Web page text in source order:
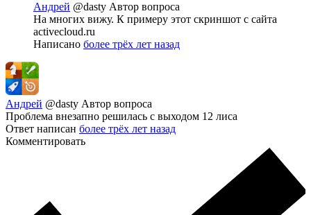
Андрей @dasty Автор вопроса
На многих вижу. К примеру этот скриншот с сайта
activecloud.ru
Написано более трёх лет назад
Андрей @dasty Автор вопроса
Проблема внезапно решилась с выходом 12 лиса
Ответ написан более трёх лет назад
Комментировать